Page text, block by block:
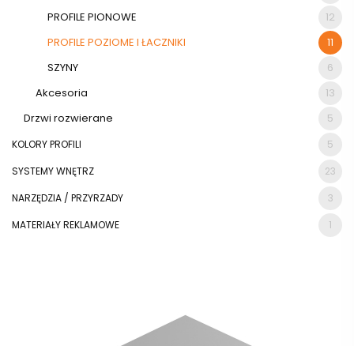
PROFILE PIONOWE
12
PROFILE POZIOME I ŁACZNIKI
11
SZYNY
6
Akcesoria
13
Drzwi rozwierane
5
KOLORY PROFILI
5
SYSTEMY WNĘTRZ
23
NARZĘDZIA / PRZYRZADY
3
MATERIAŁY REKLAMOWE
1